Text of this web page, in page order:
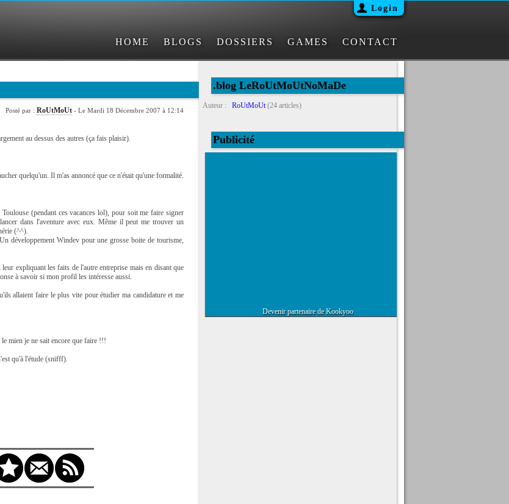
Login
HOME BLOGS DOSSIERS GAMES CONTACT
Posté par : RoUtMoUt - Le Mardi 18 Décembre 2007 à 12:14
au dessus des autres (ça fais plaisir).
quelqu'un. Il m'as annoncé que ce n'était qu'une formalité.
(pendant ces vacances lol), pour soit me faire signer
dans l'aventure avec eux. Même il peut me trouver un
(^^).
développement Windev pour une grosse boite de tourisme,
expliquant les faits de l'autre entreprise mais en disant que
à savoir si mon profil les intéresse aussi.
allaient faire le plus vite pour étudier ma candidature et me
mien je ne sait encore que faire !!!
qu'à l'étude (snifff).
.blog LeRoUtMoUtNoMaDe
Auteur : RoUtMoUt(24 articles)
Publicité
Devenir partenaire de Kookyoo